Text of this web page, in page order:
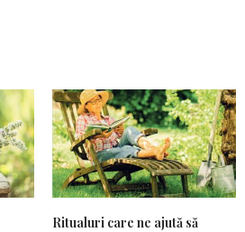
Ritualuri care ne ajută să